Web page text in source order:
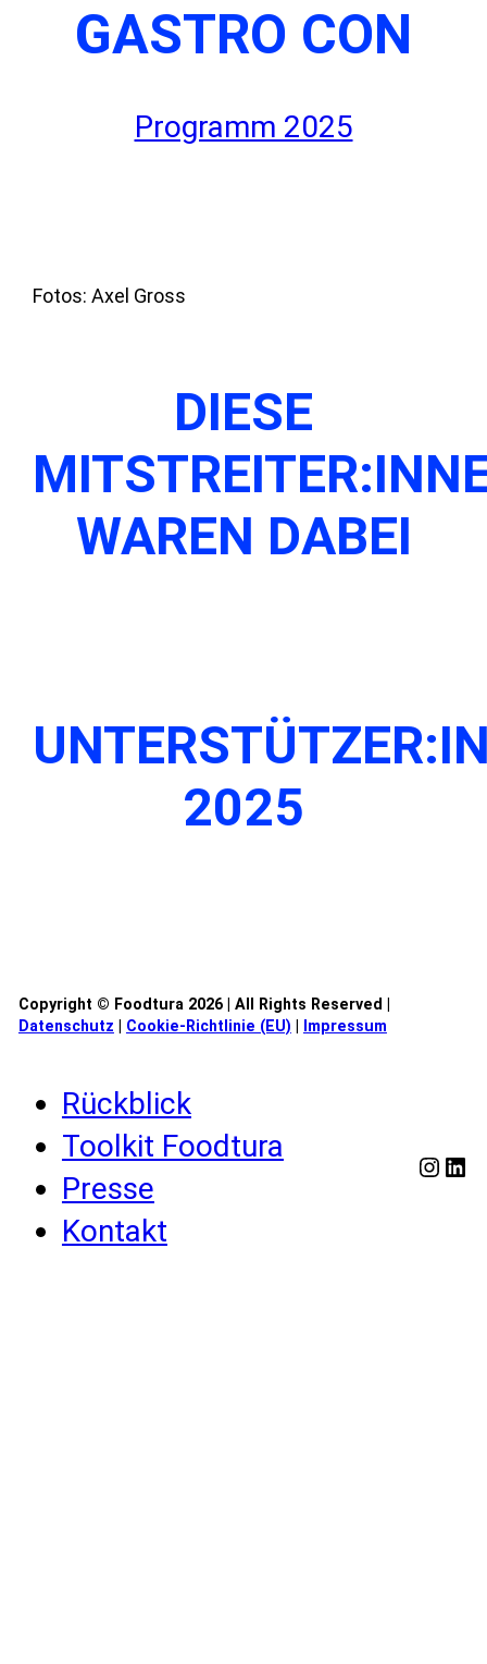
GASTRO CON
Programm 2025
Fotos: Axel Gross
DIESE
WAREN DABEI
2025
Copyright © Foodtura 2026 | All Rights Reserved |
Datenschutz
Cookie-Richtlinie (EU) Impressum
Rückblick
Toolkit Foodtura
Presse
Kontakt